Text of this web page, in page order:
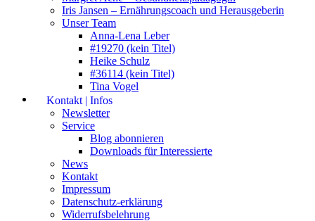
Iris Jansen – Ernährungscoach und Herausgeberin
Unser Team
Anna-Lena Leber
#19270 (kein Titel)
Heike Schulz
#36114 (kein Titel)
Tina Vogel
Kontakt | Infos
Newsletter
Service
Blog abonnieren
Downloads für Interessierte
News
Kontakt
Impressum
Datenschutz-erklärung
Widerrufsbelehrung